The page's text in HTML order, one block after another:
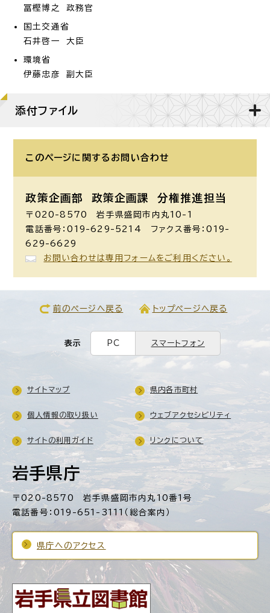
冨樫博之 政務官
国土交通省
石井啓一 大臣
環境省
伊藤忠彦 副大臣
添付ファイル
このページに関する お問い合わせ
政策企画部 政策企画課 分権推進担当
〒020-8570 岩手県盛岡市内丸10-1
電話番号：019-629-5214 ファクス番号：019-
629-6629
お問い合わせは専用フォームをご利用ください。
前のページへ戻る トップページへ戻る
表示 PC スマートフォン
岩手県庁
〒020-8570 岩手県盛岡市内丸10番1号
電話番号：019-651-3111（総合案内）
県庁へのアクセス
サイトマップ 県内各市町村
個人情報の取り扱い ウェブアクセシビリティ
サイトの利用ガイド リンクについて